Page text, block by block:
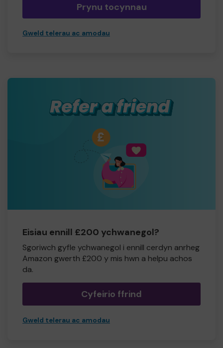
Prynu tocynnau
Gweld telerau ac amodau
Eisiau ennill £200 ychwanegol?
Sgoriwch gyfle ychwanegol i ennill cerdyn anrheg
Amazon gwerth £200 y mis hwn a helpu achos
da.
Cyfeirio ffrind
Gweld telerau ac amodau